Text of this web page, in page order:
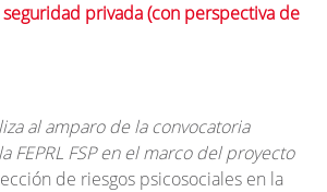
privada (con perspectiva de
al amparo de la convocatoria
FEPRL FSP en el marco del proyecto
de riesgos psicosociales en la